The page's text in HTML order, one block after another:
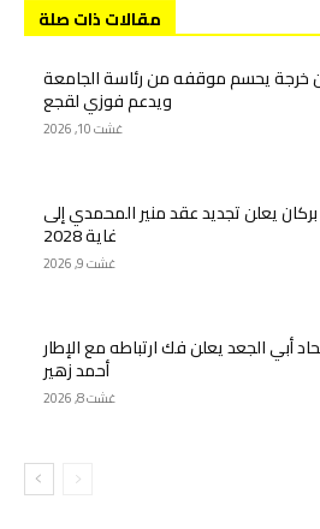
مقالات ذات صلة
خرجة يحسم موقفه من رئاسة الجامعة
ويدعم فوزي لقجع
غشت 10, 2026
يعلن تجديد عقد منير المحمدي إلى
غاية 2028
غشت 9, 2026
أبي الجعد يعلن فك ارتباطه مع الإطار
أحمد زهير
غشت 8, 2026